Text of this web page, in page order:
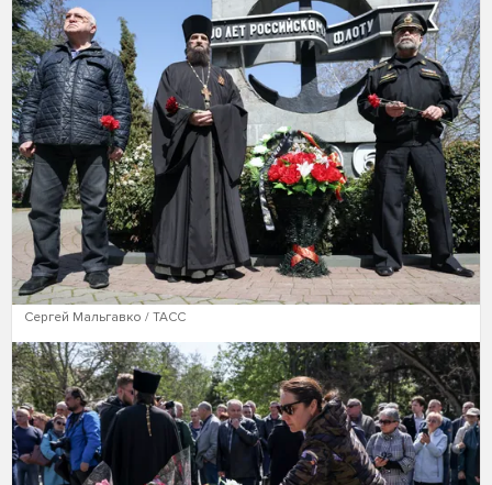
Сергей Мальгавко / ТАСС